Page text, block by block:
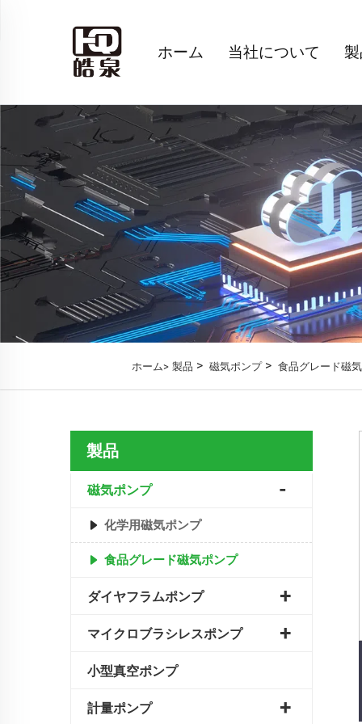
ホーム 当社について
ホーム> 製品 > 磁気ポンプ> 食品グレード磁
製品
磁気ポンプ
化学用磁気ポンプ
食品グレード磁気ポンプ
ダイヤフラムポンプ
マイクロブラシレスポンプ
小型真空ポンプ
計量ポンプ